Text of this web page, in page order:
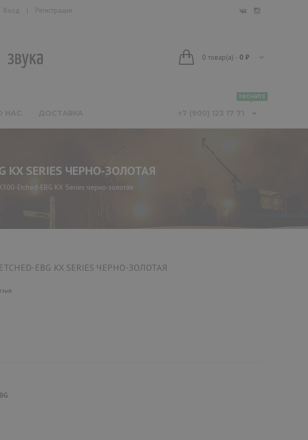
Вход Регистрация
0 товар(а) - 0 ₽
ЗВОНИТЕ
KX SERIES ЧЕРНО-ЗОЛОТАЯ
Etched-EBG KX Series черно-золотая
EBG KX SERIES ЧЕРНО-ЗОЛОТАЯ